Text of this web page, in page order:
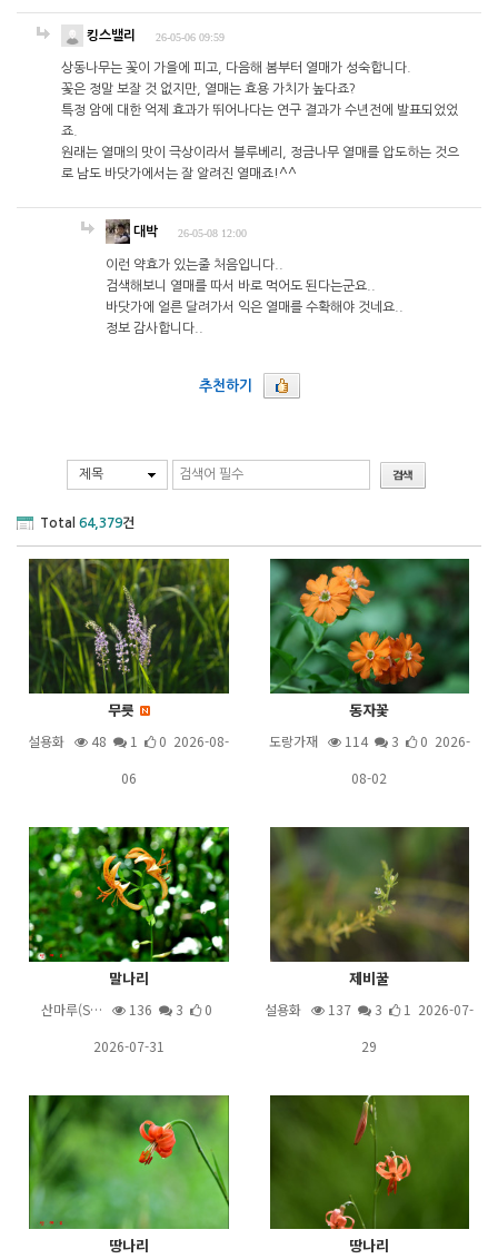
킹스밸리 26-05-06 09:59
상동나무는 꽃이 가을에 피고, 다음해 봄부터 열매가 성숙합니다.
꽃은 정말 보잘 것 없지만, 열매는 효용 가치가 높다죠?
특정 암에 대한 억제 효과가 뛰어나다는 연구 결과가 수년전에 발표되었었
죠.
원래는 열매의 맛이 극상이라서 블루베리, 정금나무 열매를 압도하는 것으
로 남도 바닷가에서는 잘 알려진 열매죠!^^
대박 26-05-08 12:00
이런 약효가 있는줄 처음입니다..
검색해보니 열매를 따서 바로 먹어도 된다는군요..
바닷가에 얼른 달려가서 익은 열매를 수확해야 것네요..
정보 감사합니다..
추천하기
제목
Total 64,379건
무릇
설용화 48 1
0 2026-08-
06
동자꽃
도랑가재 114 3
0 2026-
08-02
말나리
산마루(S… 136 3
0
2026-07-31
제비꿀
설용화 137 3
1 2026-07-
29
땅나리 땅나리